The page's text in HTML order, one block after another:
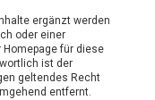
ergänzt werden
oder einer
für diese
ist der
geltendes Recht
entfernt.